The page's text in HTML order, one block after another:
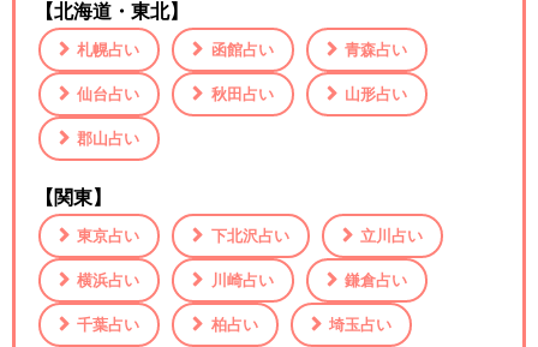
【北海道・東北】
札幌占い 函館占い 青森占い
仙台占い 秋田占い 山形占い
郡山占い
【関東】
東京占い 下北沢占い 立川占い
横浜占い 川崎占い 鎌倉占い
千葉占い 柏占い 埼玉占い